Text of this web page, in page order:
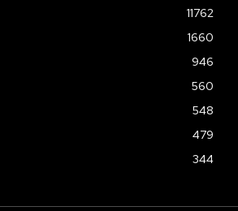
11762
1660
946
560
548
479
344